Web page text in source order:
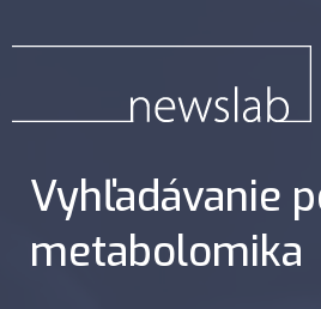
Vyhľadávanie
metabolomika